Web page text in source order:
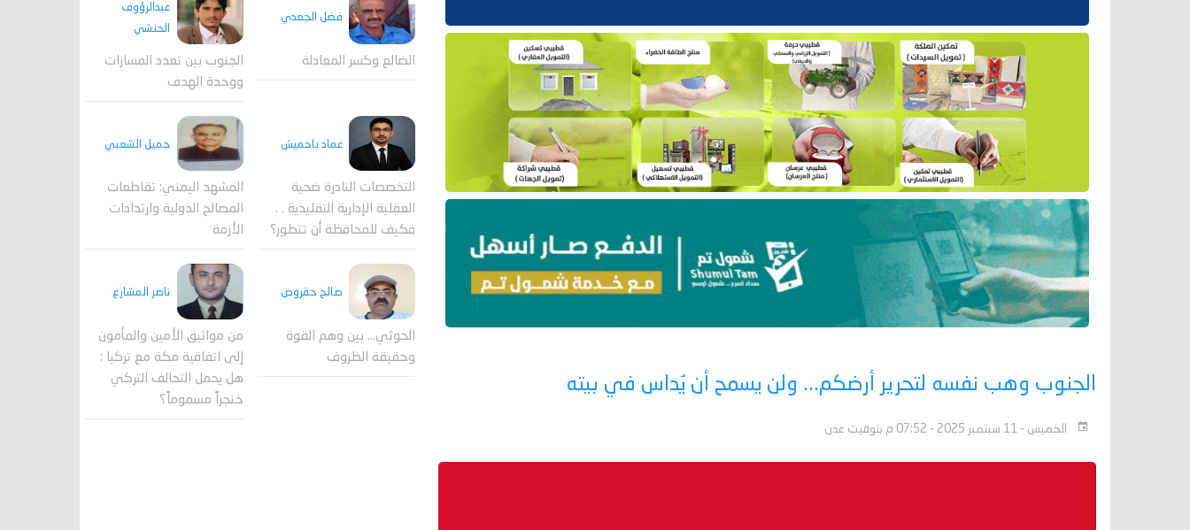
الجنوب وهب نفسه لتحرير أرضكم... ولن يسمح أن يُداس في بيته
الخميس - 11 سبتمبر 2025 - 07:52 م بتوقيت عدن
فضل الجعدي
الضالع وكسر المعادلة
عبدالرؤوف
الحنشي
الجنوب بين تعدد المسارات
ووحدة الهدف
عماد باحميش
التخصصات النادرة ضحية
العقلية الإدارية التقليدية . .
فكيف للمحافظة أن تتطور؟
جميل الشعبي
المشهد اليمني: تقاطعات
المصالح الدولية وارتدادات
الأزمة
صالح حقروص
الحوثي... بين وهم القوة
وحقيقة الظروف
ناصر المشارع
من مواثيق الأمين والمأمون
إلى اتفاقية مكة مع تركيا :
هل يحمل التحالف التركي
خنجراً مسموماً؟